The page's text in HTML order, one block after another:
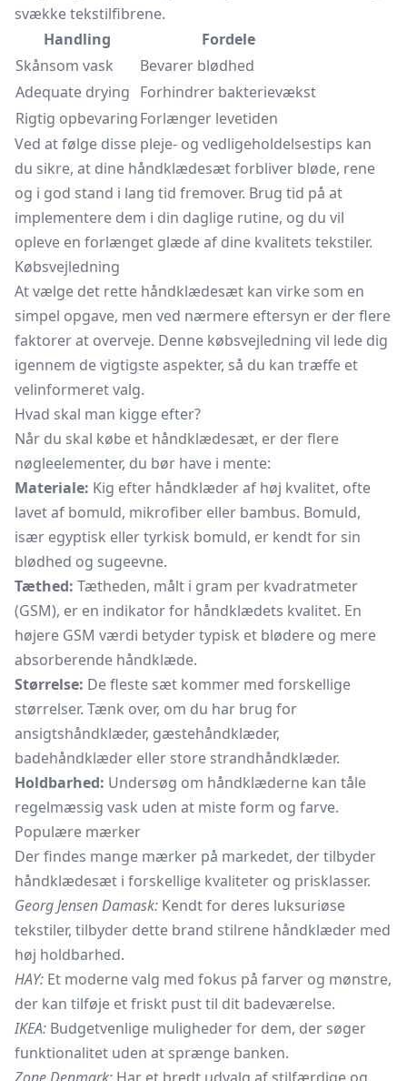
svække tekstilfibrene.
Handling
Fordele
Skånsom vask
Bevarer blødhed
Adequate drying Forhindrer bakterievækst
Rigtig opbevaringForlænger levetiden
Ved at følge disse pleje- og vedligeholdelsestips kan
du sikre, at dine håndklædesæt forbliver bløde, rene
og i god stand i lang tid fremover. Brug tid på at
implementere dem i din daglige rutine, og du vil
opleve en forlænget glæde af dine kvalitets tekstiler.
Købsvejledning
At vælge det rette håndklædesæt kan virke som en
simpel opgave, men ved nærmere eftersyn er der flere
faktorer at overveje. Denne købsvejledning vil lede dig
igennem de vigtigste aspekter, så du kan træffe et
velinformeret valg.
Hvad skal man kigge efter?
Når du skal købe et håndklædesæt, er der flere
nøgleelementer, du bør have i mente:
Materiale: Kig efter håndklæder af høj kvalitet, ofte
lavet af bomuld, mikrofiber eller bambus. Bomuld,
især egyptisk eller tyrkisk bomuld, er kendt for sin
blødhed og sugeevne.
Tæthed: Tætheden, målt i gram per kvadratmeter
(GSM), er en indikator for håndklædets kvalitet. En
højere GSM værdi betyder typisk et blødere og mere
absorberende håndklæde.
Størrelse: De fleste sæt kommer med forskellige
størrelser. Tænk over, om du har brug for
ansigtshåndklæder, gæstehåndklæder,
badehåndklæder eller store strandhåndklæder.
Holdbarhed: Undersøg om håndklæderne kan tåle
regelmæssig vask uden at miste form og farve.
Populære mærker
Der findes mange mærker på markedet, der tilbyder
håndklædesæt i forskellige kvaliteter og prisklasser.
Georg Jensen Damask: Kendt for deres luksuriøse
tekstiler, tilbyder dette brand stilrene håndklæder med
høj holdbarhed.
HAY: Et moderne valg med fokus på farver og mønstre,
der kan tilføje et friskt pust til dit badeværelse.
IKEA: Budgetvenlige muligheder for dem, der søger
funktionalitet uden at sprænge banken.